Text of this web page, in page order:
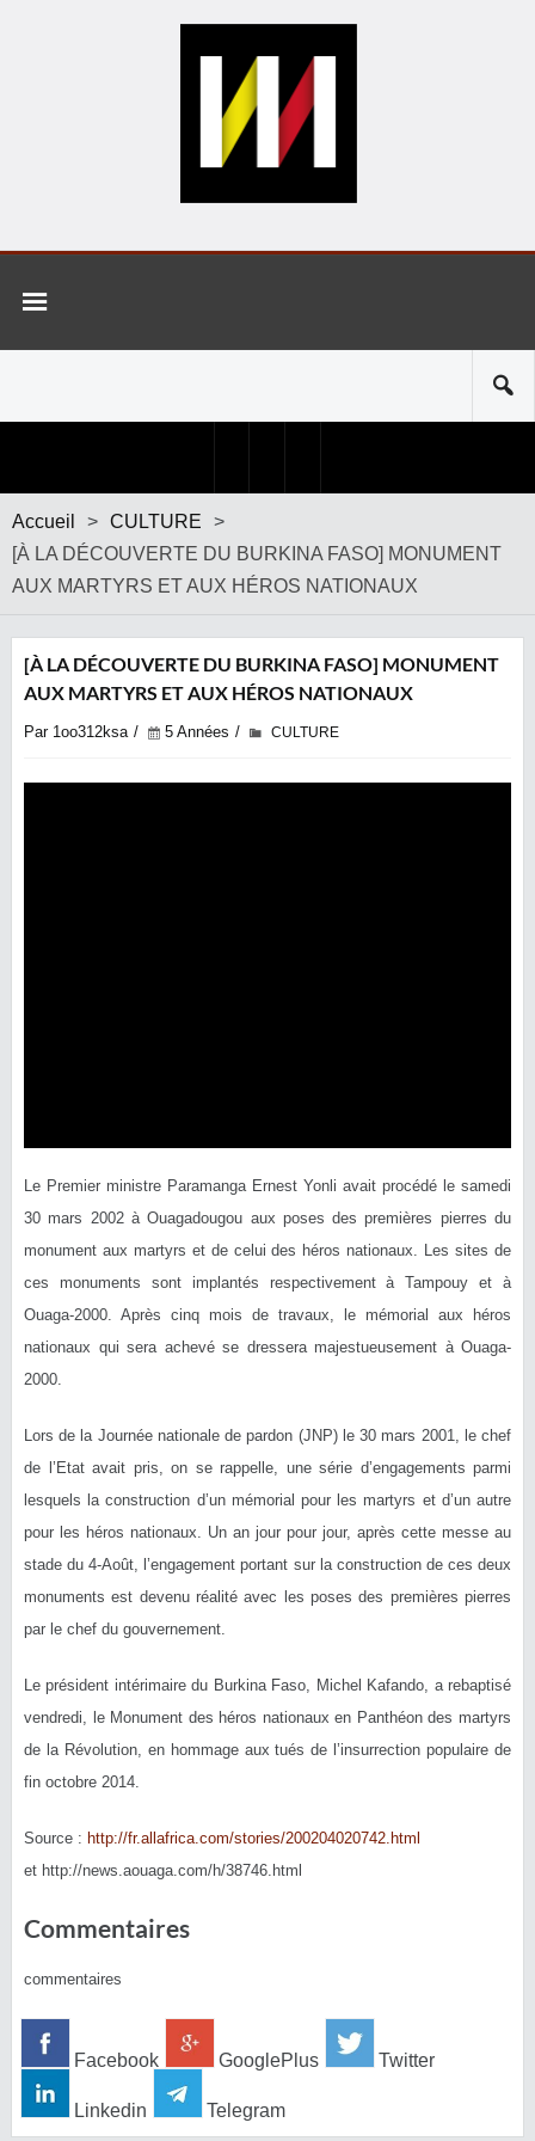
Accueil > CULTURE
>
[À LA DÉCOUVERTE DU BURKINA FASO] MONUMENT
AUX MARTYRS ET AUX HÉROS NATIONAUX
[À LA DÉCOUVERTE DU BURKINA FASO] MONUMENT
AUX MARTYRS ET AUX HÉROS NATIONAUX
Par 1oo312ksa 5 Années CULTURE
Le Premier ministre Paramanga Ernest Yonli avait procédé le samedi
30 mars 2002 à Ouagadougou aux poses des premières pierres du
monument aux martyrs et de celui des héros nationaux. Les sites de
ces monuments sont implantés respectivement à Tampouy et à
Ouaga-2000. Après cinq mois de travaux, le mémorial aux héros
nationaux qui sera achevé se dressera majestueusement à Ouaga-
2000.
Lors de la Journée nationale de pardon (JNP) le 30 mars 2001, le chef
de l’Etat avait pris, on se rappelle, une série d’engagements parmi
lesquels la construction d’un mémorial pour les martyrs et d’un autre
pour les héros nationaux. Un an jour pour jour, après cette messe au
stade du 4-Août, l’engagement portant sur la construction de ces deux
monuments est devenu réalité avec les poses des premières pierres
par le chef du gouvernement.
Le président intérimaire du Burkina Faso, Michel Kafando, a rebaptisé
vendredi, le Monument des héros nationaux en Panthéon des martyrs
de la Révolution, en hommage aux tués de l’insurrection populaire de
fin octobre 2014.
Source : http://fr.allafrica.com/stories/200204020742.html
et http://news.aouaga.com/h/38746.html
Commentaires
commentaires
Facebook GooglePlus Twitter
Linkedin Telegram